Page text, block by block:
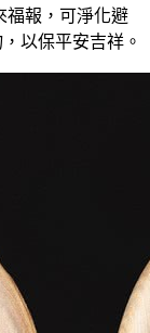
福報，可淨化避
以保平安吉祥。